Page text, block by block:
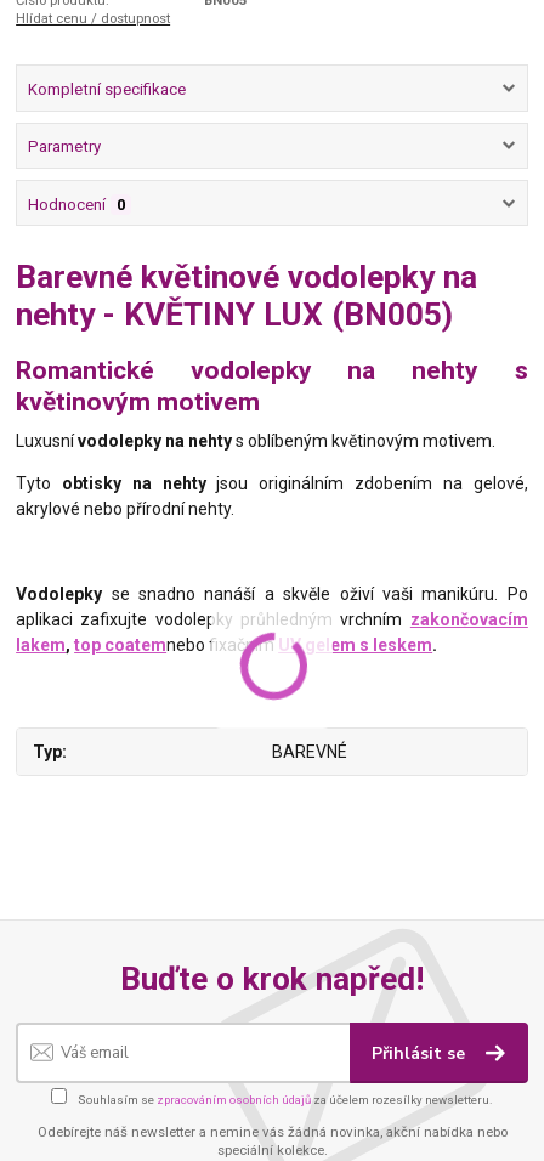
Hlídat cenu / dostupnost
Kompletní specifikace
Parametry
Hodnocení 0
Barevné květinové vodolepky na
nehty - KVĚTINY LUX (BN005)
Romantické vodolepky na nehty s
květinovým motivem
Luxusnívodolepky na nehtys oblíbeným květinovým motivem.
Tyto obtisky na nehtyjsou originálním zdobením na gelové,
akrylové nebo přírodní nehty.
Vodolepky se snadno nanáší a skvěle oživí vaši manikúru. Po
aplikaci zafixujte vodolepky průhledným vrchním zakončovacím
lakem,top coatemnebo fixačnímUV gelem s leskem.
Typ BAREVNÉ
Buďte o krok napřed!
Přihlásit se
Souhlasím se zpracováním osobních údajů za účelem rozesílky newsletteru.
Odebírejte náš newsletter a nemine vás žádná novinka, akční nabídka nebo
speciální kolekce.